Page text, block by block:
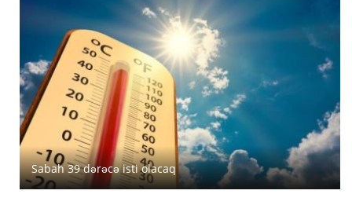
Sabah 39 dərəcə isti olacaq
Avqustun 6-da Azərbaycanda 39 dərəcəyədək isti
müşahidə olunacaq
Azərbaycanda avqustun 5-nə gözlənilən hava şəraiti
açıqlanıb